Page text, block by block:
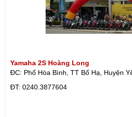
Yamaha 2S Hoàng Long
ĐC: Phố Hòa Bình, TT Bố Hạ, Huyện
ÐT: 0240.3877604